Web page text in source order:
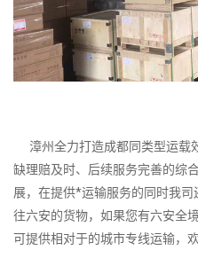
漳州全力打造成都同类型运载
缺理赔及时、后续服务完善的综
展，在提供*运输服务的同时我
往六安的货物，如果您有六安全
可提供相对于的城市专线运输，